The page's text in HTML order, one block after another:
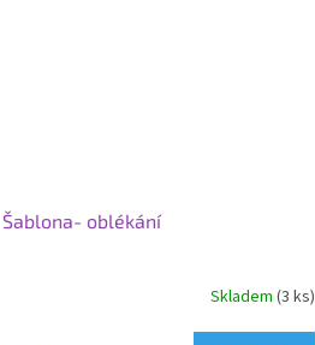
Šablona- oblékání
Skladem (3 ks)